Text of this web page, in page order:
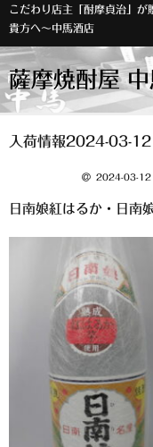
こだわり店主「酎摩貞治」が
貴方へ～中馬酒店
薩摩焼酎屋
ホーム
入荷情報
イベント
オリジナルラベル
店主おすすめ
数量限定
希少焼酎
季節限定品
入荷情報2024-03-12
2024-03-12
日南娘紅はるか・日南